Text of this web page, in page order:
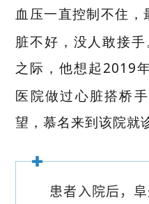
血压一直控制不住，
脏不好，没人敢接
之际，他想起2019
医院做过心脏搭桥
望，慕名来到该院就
患者入院后，